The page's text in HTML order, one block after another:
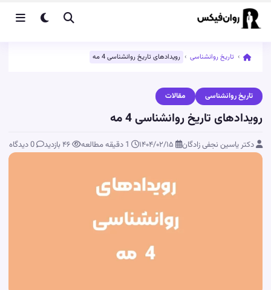
› تاریخ روانشناسی › رویدادهای تاریخ روانشناسی 4 مه
تاریخ روانشناسی مقالات
رویدادهای تاریخ روانشناسی 4 مه
دکتر یاسین نجفی زادگان ۴۶ بازدید